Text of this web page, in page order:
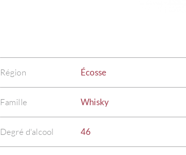
Région Écosse
Famille Whisky
Degré d'alcool 46